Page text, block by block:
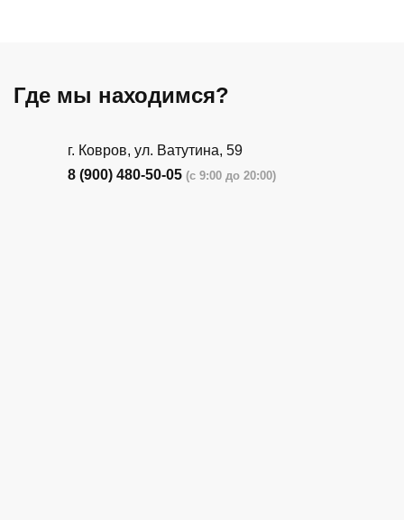
Где мы находимся?
г. Ковров, ул. Ватутина, 59
8 (900) 480-50-05 (с 9:00 до 20:00)